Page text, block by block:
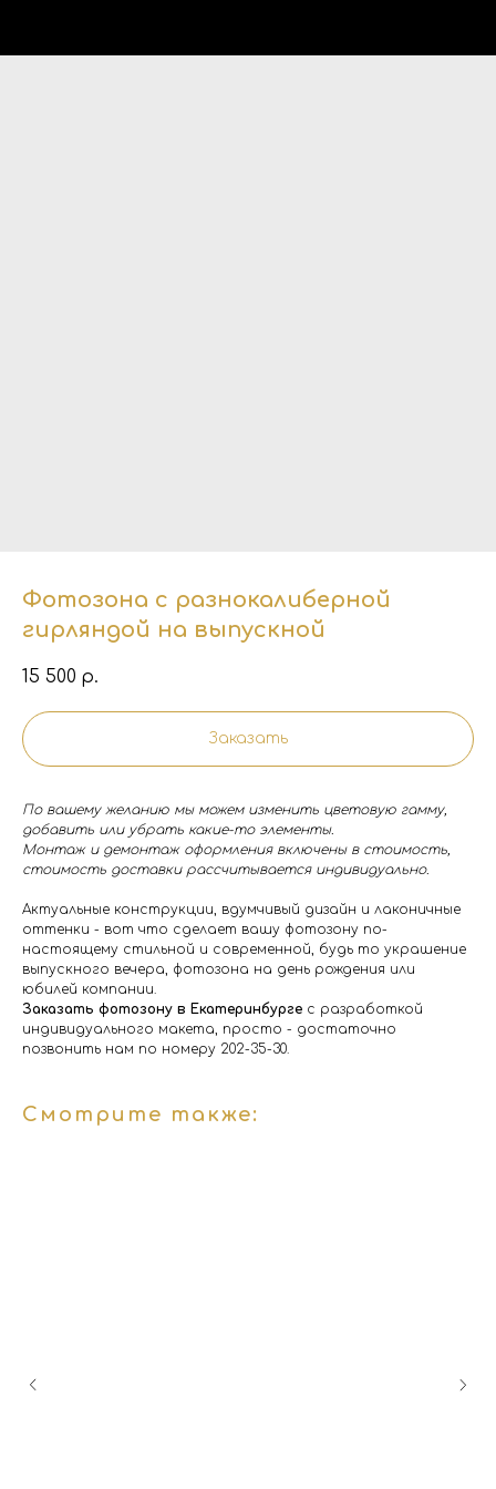
Фотозона с разнокалиберной
гирляндой на выпускной
15 500 р.
Заказать
По вашему желанию мы можем изменить цветовую гамму,
добавить или убрать какие-то элементы.
Монтаж и демонтаж оформления включены в стоимость,
стоимость доставки рассчитывается индивидуально.
Актуальные конструкции, вдумчивый дизайн и лаконичные
оттенки - вот что сделает вашу фотозону по-
настоящему стильной и современной, будь то украшение
выпускного вечера, фотозона на день рождения или
юбилей компании.
Заказать фотозону в Екатеринбурге с разработкой
индивидуального макета, просто - достаточно
позвонить нам по номеру 202-35-30.
Смотрите также: